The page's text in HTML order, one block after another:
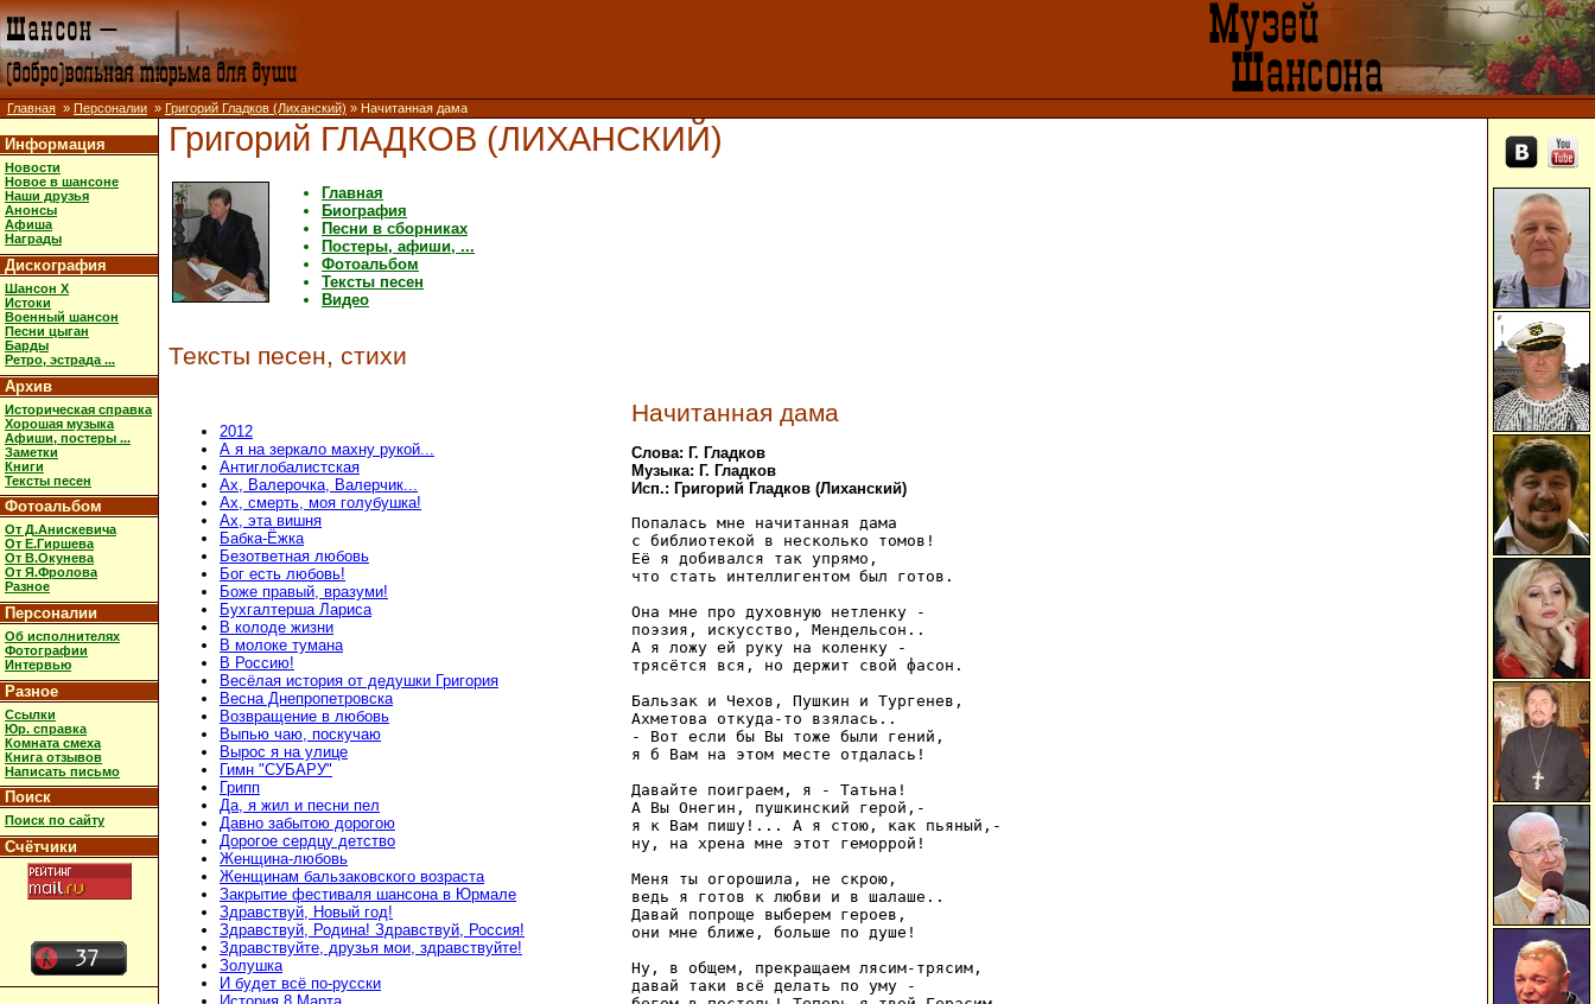
Главная » Персоналии » Григорий Гладков (Лиханский) » Начитанная дама
Информация
Новости
Новое в шансоне
Наши друзья
Анонсы
Афиша
Награды
Дискография
Шансон X
Истоки
Военный шансон
Песни цыган
Барды
Ретро, эстрада ...
Архив
Историческая справка
Хорошая музыка
Афиши, постеры ...
Заметки
Книги
Тексты песен
Фотоальбом
От Д.Анискевича
От Е.Гиршева
От В.Окунева
От Я.Фролова
Разное
Персоналии
Об исполнителях
Фотографии
Интервью
Разное
Ссылки
Юр. справка
Комната смеха
Книга отзывов
Написать письмо
Поиск
Поиск по сайту
Счётчики
Григорий ГЛАДКОВ (ЛИХАНСКИЙ)
Главная
Биография
Песни в сборниках
Постеры, афиши, ...
Фотоальбом
Тексты песен
Видео
Тексты песен, стихи
2012
А я на зеркало махну рукой...
Антиглобалистская
Ах, Валерочка, Валерчик...
Ах, смерть, моя голубушка!
Ах, эта вишня
Бабка-Ёжка
Безответная любовь
Бог есть любовь!
Боже правый, вразуми!
Бухгалтерша Лариса
В колоде жизни
В молоке тумана
В Россию!
Весёлая история от дедушки Григория
Весна Днепропетровска
Возвращение в любовь
Выпью чаю, поскучаю
Вырос я на улице
Гимн "СУБАРУ"
Грипп
Да, я жил и песни пел
Давно забытою дорогою
Дорогое сердцу детство
Женщина-любовь
Женщинам бальзаковского возраста
Закрытие фестиваля шансона в Юрмале
Здравствуй, Новый год!
Здравствуй, Родина! Здравствуй, Россия!
Здравствуйте, друзья мои, здравствуйте!
Золушка
И будет всё по-русски
Начитанная дама
Слова: Г. Гладков
Музыка: Г. Гладков
Исп.: Григорий Гладков (Лиханский)
Попалась мне начитанная дама
с библиотекой в несколько томов!
Её я добивался так упрямо,
что стать интеллигентом был готов.
Она мне про духовную нетленку -
поэзия, искусство, Мендельсон..
А я ложу ей руку на коленку -
трясётся вся, но держит свой фасон.
Бальзак и Чехов, Пушкин и Тургенев,
Ахметова откуда-то взялась..
- Вот если бы Вы тоже были гений,
я б Вам на этом месте отдалась!
Давайте поиграем, я - Татьна!
А Вы Онегин, пушкинский герой,-
я к Вам пишу!... А я стою, как пьяный,-
ну, на хрена мне этот геморрой!
Меня ты огорошила, не скрою,
ведь я готов к любви и в шалаше..
Давай попроще выберем героев,
они мне ближе, больше по душе!
Ну, в общем, прекращаем лясим-трясим,
давай таки всё делать по уму -